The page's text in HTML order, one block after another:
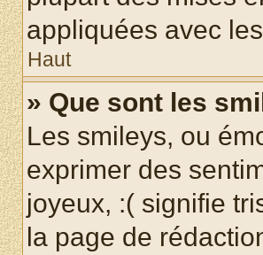
appliquées avec
Haut
» Que sont les
Les smileys, ou
exprimer des
joyeux, :( signifie
la page de